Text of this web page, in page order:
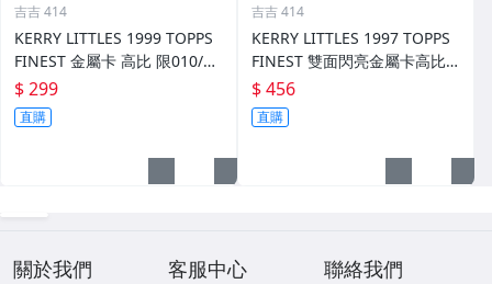
吉吉 414
KERRY LITTLES 1999 TOPPS
FINEST 金屬卡 高比 限010/75
0 前後如圖
$ 299
直購
吉吉 414
KERRY LITTLES 1997 TOPPS
FINEST 雙面閃亮金屬卡高比 R
EF 限135/289 前後如圖
$ 456
直購
關於我們 客服中心 聯絡我們